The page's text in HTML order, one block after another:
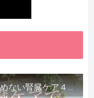
【毒出し】老廃物を身体に溜めない腎臓ケア４種をご紹介します。